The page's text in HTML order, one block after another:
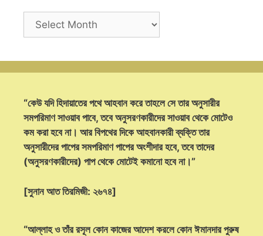
Archives
“কেউ যদি হিদায়াতের পথে আহবান করে তাহলে সে তার অনুসারীর
সমপরিমাণ সাওয়াব পাবে, তবে অনুসরণকারীদের সাওয়াব থেকে মোটেও
কম করা হবে না। আর বিপথের দিকে আহবানকারী ব্যক্তি তার
অনুসারীদের পাপের সমপরিমাণ পাপের অংশীদার হবে, তবে তাদের
(অনুসরণকারীদের) পাপ থেকে মোটেই কমানো হবে না।”
[সুনান আত তিরমিজী: ২৬৭৪]
“আল্লাহ ও তাঁর রসূল কোন কাজের আদেশ করলে কোন ঈমানদার পুরুষ